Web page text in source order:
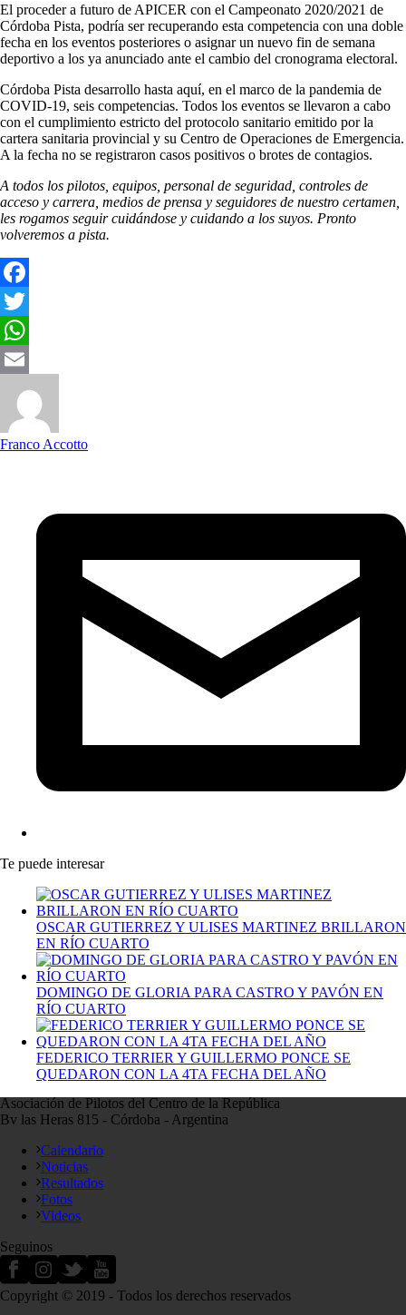
El proceder a futuro de APICER con el Campeonato 2020/2021 de
Córdoba Pista, podría ser recuperando esta competencia con una doble
fecha en los eventos posteriores o asignar un nuevo fin de semana
deportivo a los ya anunciado ante el cambio del cronograma electoral.
Córdoba Pista desarrollo hasta aquí, en el marco de la pandemia de
COVID-19, seis competencias. Todos los eventos se llevaron a cabo
con el cumplimiento estricto del protocolo sanitario emitido por la
cartera sanitaria provincial y su Centro de Operaciones de Emergencia.
A la fecha no se registraron casos positivos o brotes de contagios.
A todos los pilotos, equipos, personal de seguridad, controles de
acceso y carrera, medios de prensa y seguidores de nuestro certamen,
les rogamos seguir cuidándose y cuidando a los suyos. Pronto
volveremos a pista.
Facebook
Twitter
WhatsApp
Email
Franco Accotto
Te puede interesar
OSCAR GUTIERREZ Y ULISES MARTINEZ BRILLARON
EN RÍO CUARTO
DOMINGO DE GLORIA PARA CASTRO Y PAVÓN EN
RÍO CUARTO
FEDERICO TERRIER Y GUILLERMO PONCE SE
QUEDARON CON LA 4TA FECHA DEL AÑO
Asociación de Pilotos del Centro de la República
Bv las Heras 815 - Córdoba - Argentina
Calendario
Noticias
Resultados
Fotos
Videos
Seguinos
Copyright © 2019 - Todos los derechos reservados